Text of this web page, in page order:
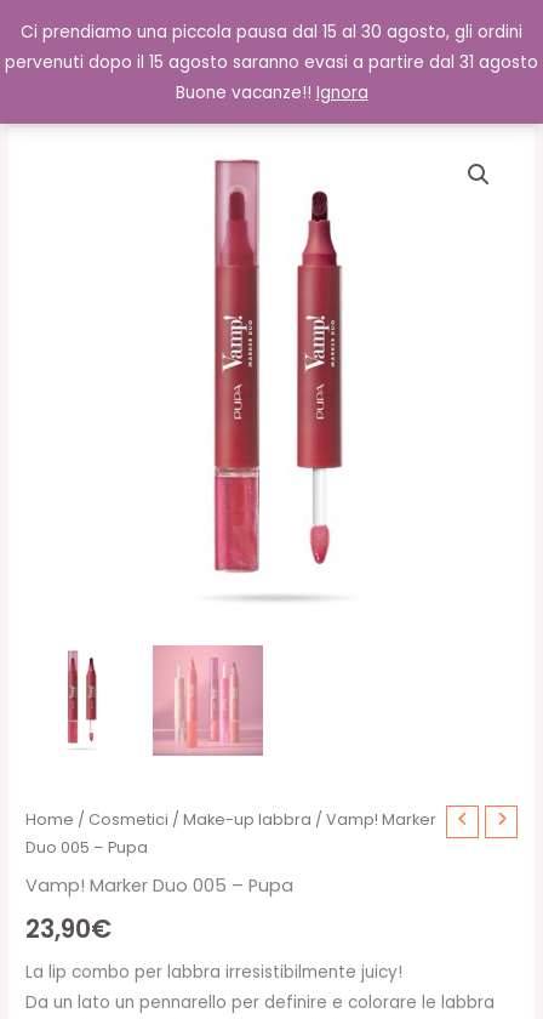
Ci prendiamo una piccola pausa dal 15 al 30 agosto, gli ordini
pervenuti dopo il 15 agosto saranno evasi a partire dal 31 agosto
Buone vacanze!! Ignora
contenuto
0,00€ Cerca
Home / Cosmetici /Make-up labbra / Vamp! Marker
Duo 005 – Pupa
Vamp! Marker Duo 005 – Pupa
23,90€
La lip combo per labbra irresistibilmente juicy!
Da un lato un pennarello per definire e colorare le labbra